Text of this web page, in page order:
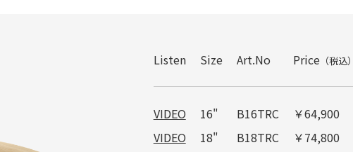
Listen Size Art.No Price（税込）
VIDEO 16" B16TRC ￥64,900
VIDEO 18" B18TRC ￥74,800